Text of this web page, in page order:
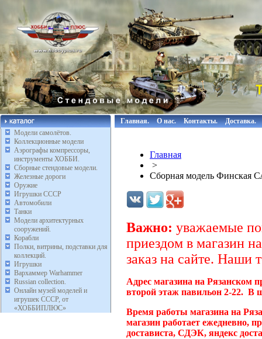
Модели самолётов.
Коллекционные модели
Аэрографы компрессоры,
инструменты ХОББИ.
Сборные стендовые модели.
Железные дороги
Оружие
Игрушки СССР
Автомобили
Танки
Модели архитектурных
сооружений.
Корабли
Полки, витрины, подставки для
коллекций.
Игрушки
Вархаммер Warhammer
Russian collection.
Онлайн музей моделей и
игрушек СССР, от
«ХОББИПЛЮС»
Главная. О нас. Контакты. Доставка.
Главная
>
Сборная модель Финская
Важно: уважаемые
приездом в магазин
заказ на сайте. Наши
Адрес магазина на Рязанском
второй этаж павильон 2-22. В
Время работы магазина на
магазин работает ежедневно,
достависта, СДЭК, яндекс